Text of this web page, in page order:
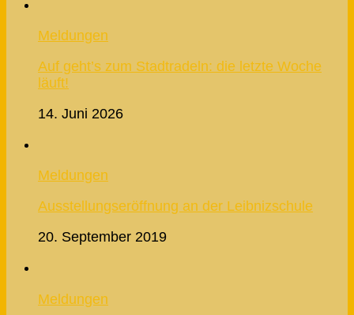
Meldungen
Auf geht’s zum Stadtradeln: die letzte Woche
läuft!
14. Juni 2026
Meldungen
Ausstellungseröffnung an der Leibnizschule
20. September 2019
Meldungen